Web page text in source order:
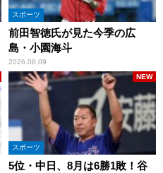
スポーツ
前田智徳氏が見た今季の広
島・小園海斗
2026.08.09
スポーツ
5位・中日、8月は6勝1敗！谷
NEW